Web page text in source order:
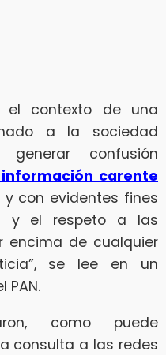
el contexto de una
a la sociedad
confusión
carente
con evidentes fines
y el respeto a las
encima de cualquier
se lee en un
PAN.
como puede
consulta a las redes